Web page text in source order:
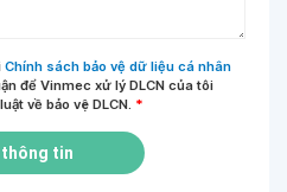
Chính sách bảo vệ dữ liệu cá nhân
để Vinmec xử lý DLCN của tôi
về bảo vệ DLCN. *
thông tin